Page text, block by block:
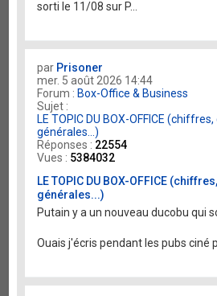
sorti le 11/08 sur P...
par Prisoner
mer. 5 août 2026 14:44
Forum :Box-Office & Business
Sujet :
LE TOPIC DU BOX-OFFICE
générales...)
Réponses : 22554
Vues : 5384032
LE TOPIC DU BOX-OFFICE
générales...)
Putain y a un nouveau ducobu qui
Ouais j'écris pendant les pubs ciné